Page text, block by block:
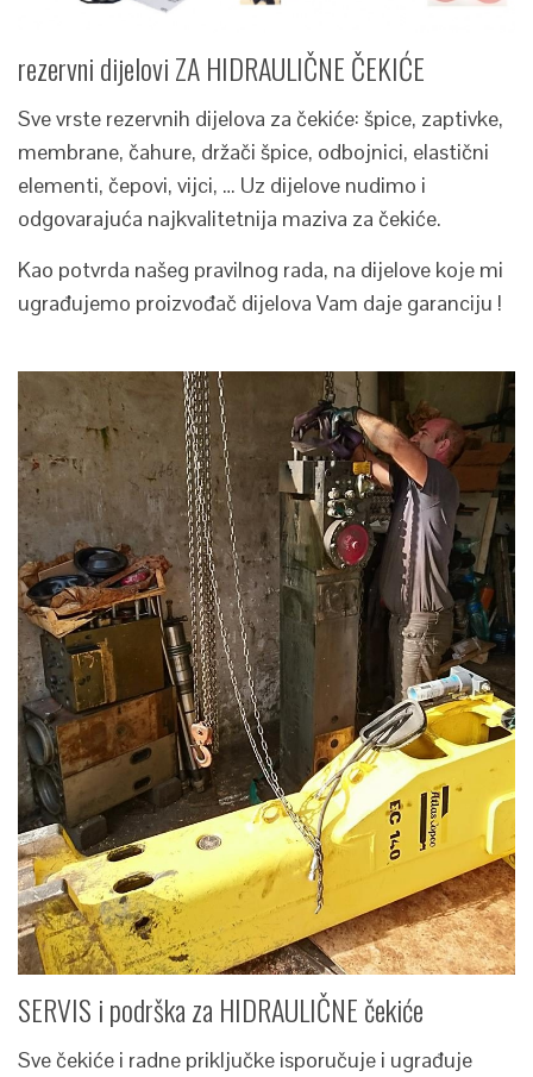
rezervni dijelovi ZA HIDRAULIČNE ČEKIĆE
Sve vrste rezervnih dijelova za čekiće: špice, zaptivke,
membrane, čahure, držači špice, odbojnici, elastični
elementi, čepovi, vijci, … Uz dijelove nudimo i
odgovarajuća najkvalitetnija maziva za čekiće.
Kao potvrda našeg pravilnog rada, na dijelove koje mi
ugrađujemo proizvođač dijelova Vam daje garanciju !
SERVIS i podrška za HIDRAULIČNE čekiće
Sve čekiće i radne priključke isporučuje i ugrađuje